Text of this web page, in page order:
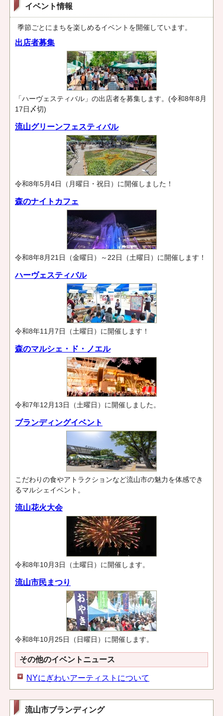
イベント情報
季節ごとにまちを楽しめるイベントを開催しています。
出店者募集
「ハーヴェスティバル」の出店者を募集します。(令和8年8月
17日〆切)
流山グリーンフェスティバル
令和8年5月4日（月曜日・祝日）に開催しました！
森のナイトカフェ
令和8年8月21日（金曜日）～22日（土曜日）に開催します！
ハーヴェスティバル
令和8年11月7日（土曜日）に開催します！
森のマルシェ・ド・ノエル
令和7年12月13日（土曜日）に開催しました。
ブランディングイベント
こだわりの食やアトラクションなど流山市の魅力を体感でき
るマルシェイベント。
流山花火大会
令和8年10月3日（土曜日）に開催します。
流山市民まつり
令和8年10月25日（日曜日）に開催します。
その他のイベントニュース
NYにぎわいアーティストについて
流山市ブランディング